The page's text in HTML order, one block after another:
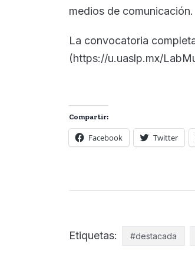
medios de comunicación.
La convocatoria
(https://u.uaslp.mx/
Compartir:
Facebook Twitter
Etiquetas: #destacada